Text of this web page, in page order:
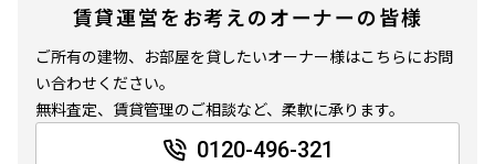
賃貸運営をお考えのオーナーの皆様
ご所有の建物、お部屋を貸したいオーナー様はこちらにお問
い合わせください。
無料査定、賃貸管理のご相談など、柔軟に承ります。
0120-496-321